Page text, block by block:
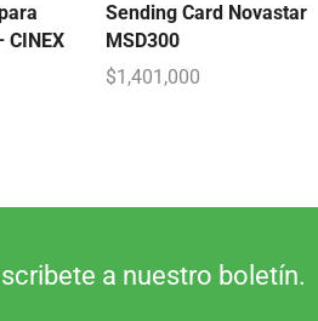
CINEX
Sending Card Novastar
MSD300
$1,401,000
a nuestro boletín.